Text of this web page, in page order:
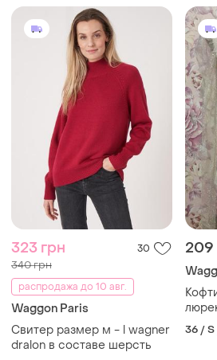
323 грн 30
340 грн
распродажа до 10 авг.
Waggon Paris
Свитер размер м - l wagner
dralon в составе шерсть
209
36 /